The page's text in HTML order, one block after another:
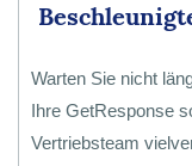
Warten Sie nicht
Ihre GetResponse
Vertriebsteam